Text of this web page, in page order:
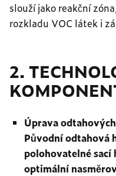
slouží jako reakční
rozkladu VOC látek i
2.
Úprava
Původní odtahová
polohovatelné
optimální